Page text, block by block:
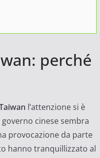
perché
l’attenzione si è
governo cinese sembra
provocazione da parte
hanno tranquillizzato al